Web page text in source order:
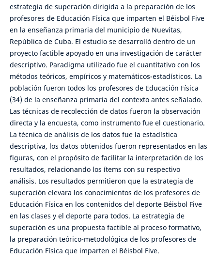
estrategia de superación dirigida a la preparación de los
profesores de Educación Física que imparten el Béisbol Five
en la enseñanza primaria del municipio de Nuevitas,
República de Cuba. El estudio se desarrolló dentro de un
proyecto factible apoyado en una investigación de carácter
descriptivo. Paradigma utilizado fue el cuantitativo con los
métodos teóricos, empíricos y matemáticos-estadísticos. La
población fueron todos los profesores de Educación Física
(34) de la enseñanza primaria del contexto antes señalado.
Las técnicas de recolección de datos fueron la observación
directa y la encuesta, como instrumento fue el cuestionario.
La técnica de análisis de los datos fue la estadística
descriptiva, los datos obtenidos fueron representados en las
figuras, con el propósito de facilitar la interpretación de los
resultados, relacionando los ítems con su respectivo
análisis. Los resultados permitieron que la estrategia de
superación elevara los conocimientos de los profesores de
Educación Física en los contenidos del deporte Béisbol Five
en las clases y el deporte para todos. La estrategia de
superación es una propuesta factible al proceso formativo,
la preparación teórico-metodológica de los profesores de
Educación Física que imparten el Béisbol Five.